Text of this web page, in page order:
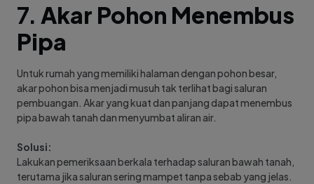
7. Akar Pohon Menembus
Pipa
Untuk rumah yang memiliki halaman dengan pohon besar,
akar pohon bisa menjadi musuh tak terlihat bagi saluran
pembuangan. Akar yang kuat dan panjang dapat menembus
pipa bawah tanah dan menyumbat aliran air.
Solusi:
Lakukan pemeriksaan berkala terhadap saluran bawah tanah,
terutama jika saluran sering mampet tanpa sebab yang jelas.